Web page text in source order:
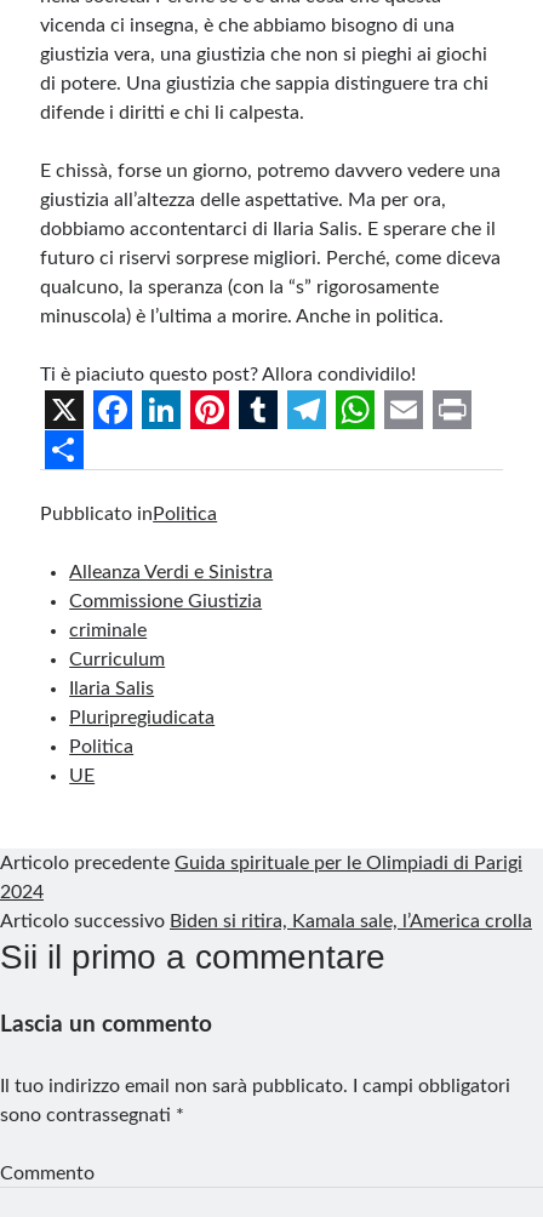
vicenda ci insegna, è che abbiamo bisogno di una
giustizia vera, una giustizia che non si pieghi ai giochi
di potere. Una giustizia che sappia distinguere tra chi
difende i diritti e chi li calpesta.
E chissà, forse un giorno, potremo davvero vedere una
giustizia all’altezza delle aspettative. Ma per ora,
dobbiamo accontentarci di Ilaria Salis. E sperare che il
futuro ci riservi sorprese migliori. Perché, come diceva
qualcuno, la speranza (con la “s” rigorosamente
minuscola) è l’ultima a morire. Anche in politica.
Ti è piaciuto questo post? Allora condividilo!
X
c
e
b
o
o
k
n
k
e
d
I
n
n
t
e
s
b
l
h
a
r
e
Pubblicato in Politica
Alleanza Verdi e Sinistra
Commissione Giustizia
criminale
Curriculum
Ilaria Salis
Pluripregiudicata
Politica
UE
Articolo precedente Guida spirituale per le Olimpiadi di Parigi
2024
Articolo successivo Biden si ritira, Kamala sale, l’America crolla
Sii il primo a commentare
Lascia un commento
Il tuo indirizzo email non sarà pubblicato.
I campi obbligatori
sono contrassegnati *
Commento